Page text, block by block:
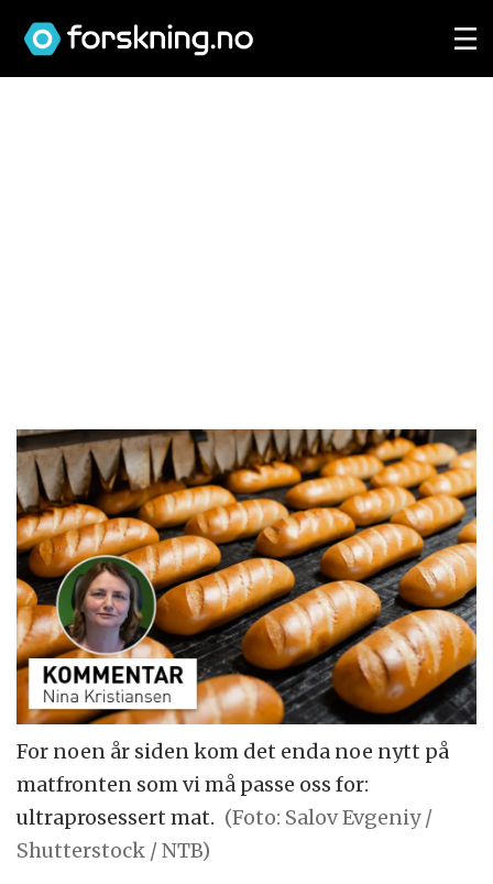
For noen år siden kom det enda noe nytt på
matfronten som vi må passe oss for:
ultraprosessert mat. (Foto: Salov Evgeniy /
Shutterstock / NTB)